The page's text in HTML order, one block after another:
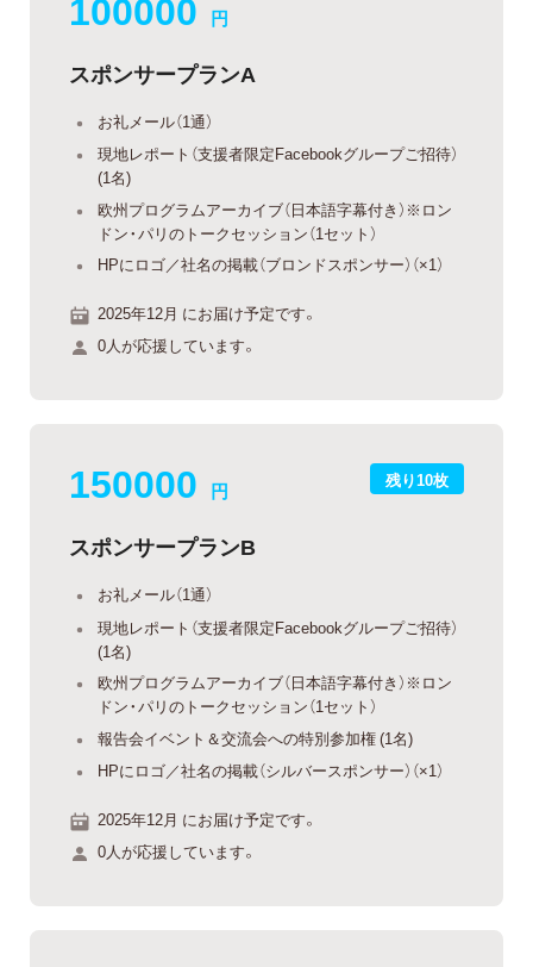
円
スポンサープランA
お礼メール（1通）
現地レポート（支援者限定Facebookグループご招待）
(1名)
欧州プログラムアーカイブ（日本語字幕付き）※ロン
ドン・パリのトークセッション（1セット）
HPにロゴ／社名の掲載（ブロンドスポンサー）（×1）
2025年12月 にお届け予定です。
0人が応援しています。
残り10枚
150000 円
スポンサープランB
お礼メール（1通）
現地レポート（支援者限定Facebookグループご招待）
(1名)
欧州プログラムアーカイブ（日本語字幕付き）※ロン
ドン・パリのトークセッション（1セット）
報告会イベント＆交流会への特別参加権 (1名)
HPにロゴ／社名の掲載（シルバースポンサー）（×1）
2025年12月 にお届け予定です。
0人が応援しています。